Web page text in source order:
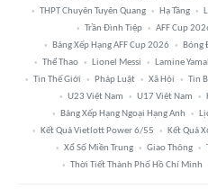
THPT Chuyên Tuyên Quang
Hạ Tầng
Trần Đình Tiệp
AFF Cup
Bảng Xếp Hạng AFF Cup 2026
Bóng
Thể Thao
Lionel Messi Lamine Yamal
Tin Thế Giới
Pháp Luật Xã Hội Tin
U23 Việt Nam
U17 Việt Nam
Bảng Xếp Hạng Ngoại Hạng Anh
Kết Quả Vietlott Power 6/55
Kết Quả
Xổ Số Miền Trung
Giao Thông
Thời Tiết Thành Phố Hồ Chí Minh